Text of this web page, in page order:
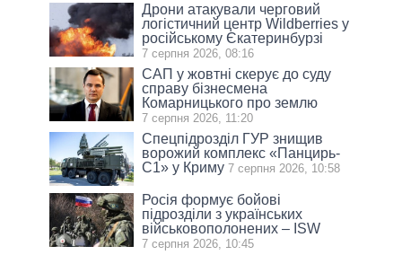
Дрони атакували черговий
логістичний центр Wildberries у
російському Єкатеринбурзі
7 серпня 2026, 08:16
САП у жовтні скерує до суду
справу бізнесмена
Комарницького про землю
7 серпня 2026, 11:20
Спецпідрозділ ГУР знищив
ворожий комплекс «Панцирь-
С1» у Криму 7 серпня 2026, 10:58
Росія формує бойові
підрозділи з українських
військовополонених – ISW
7 серпня 2026, 10:45